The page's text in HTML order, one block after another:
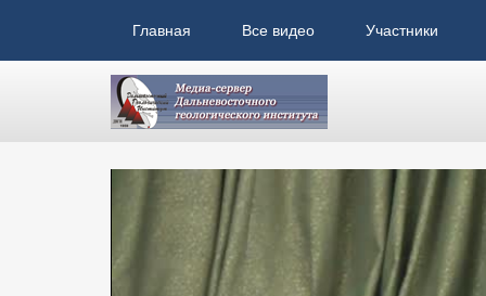
Главная Все видео Участники